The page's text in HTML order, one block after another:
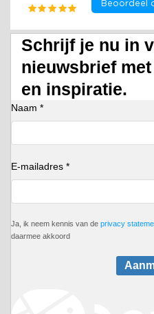
Schrijf je nu in
nieuwsbrief
en inspiratie.
Naam *
E-mailadres *
Ja, ik neem kennis van de privacy
daarmee akkoord